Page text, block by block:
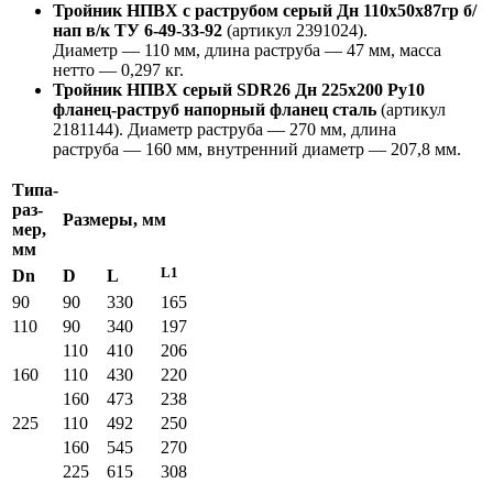
Тройник НПВХ с раструбом серый Дн 110х50х87гр б/
нап в/к ТУ 6-49-33-92 (артикул 2391024).
Диаметр — 110 мм, длина раструба — 47 мм, масса
нетто — 0,297 кг.
Тройник НПВХ серый SDR26 Дн 225х200 Ру10
фланец-раструб напорный фланец сталь (артикул
2181144). Диаметр раструба — 270 мм, длина
раструба — 160 мм, внутренний диаметр — 207,8 мм.
Типа-
раз­
мер,
мм
Размеры, мм
Dn D L L1
90 90 330
165
110
90 340
197
110
410
206
160
110 430
220
160
473
238
225
110 492
250
160
545
270
225
615
308